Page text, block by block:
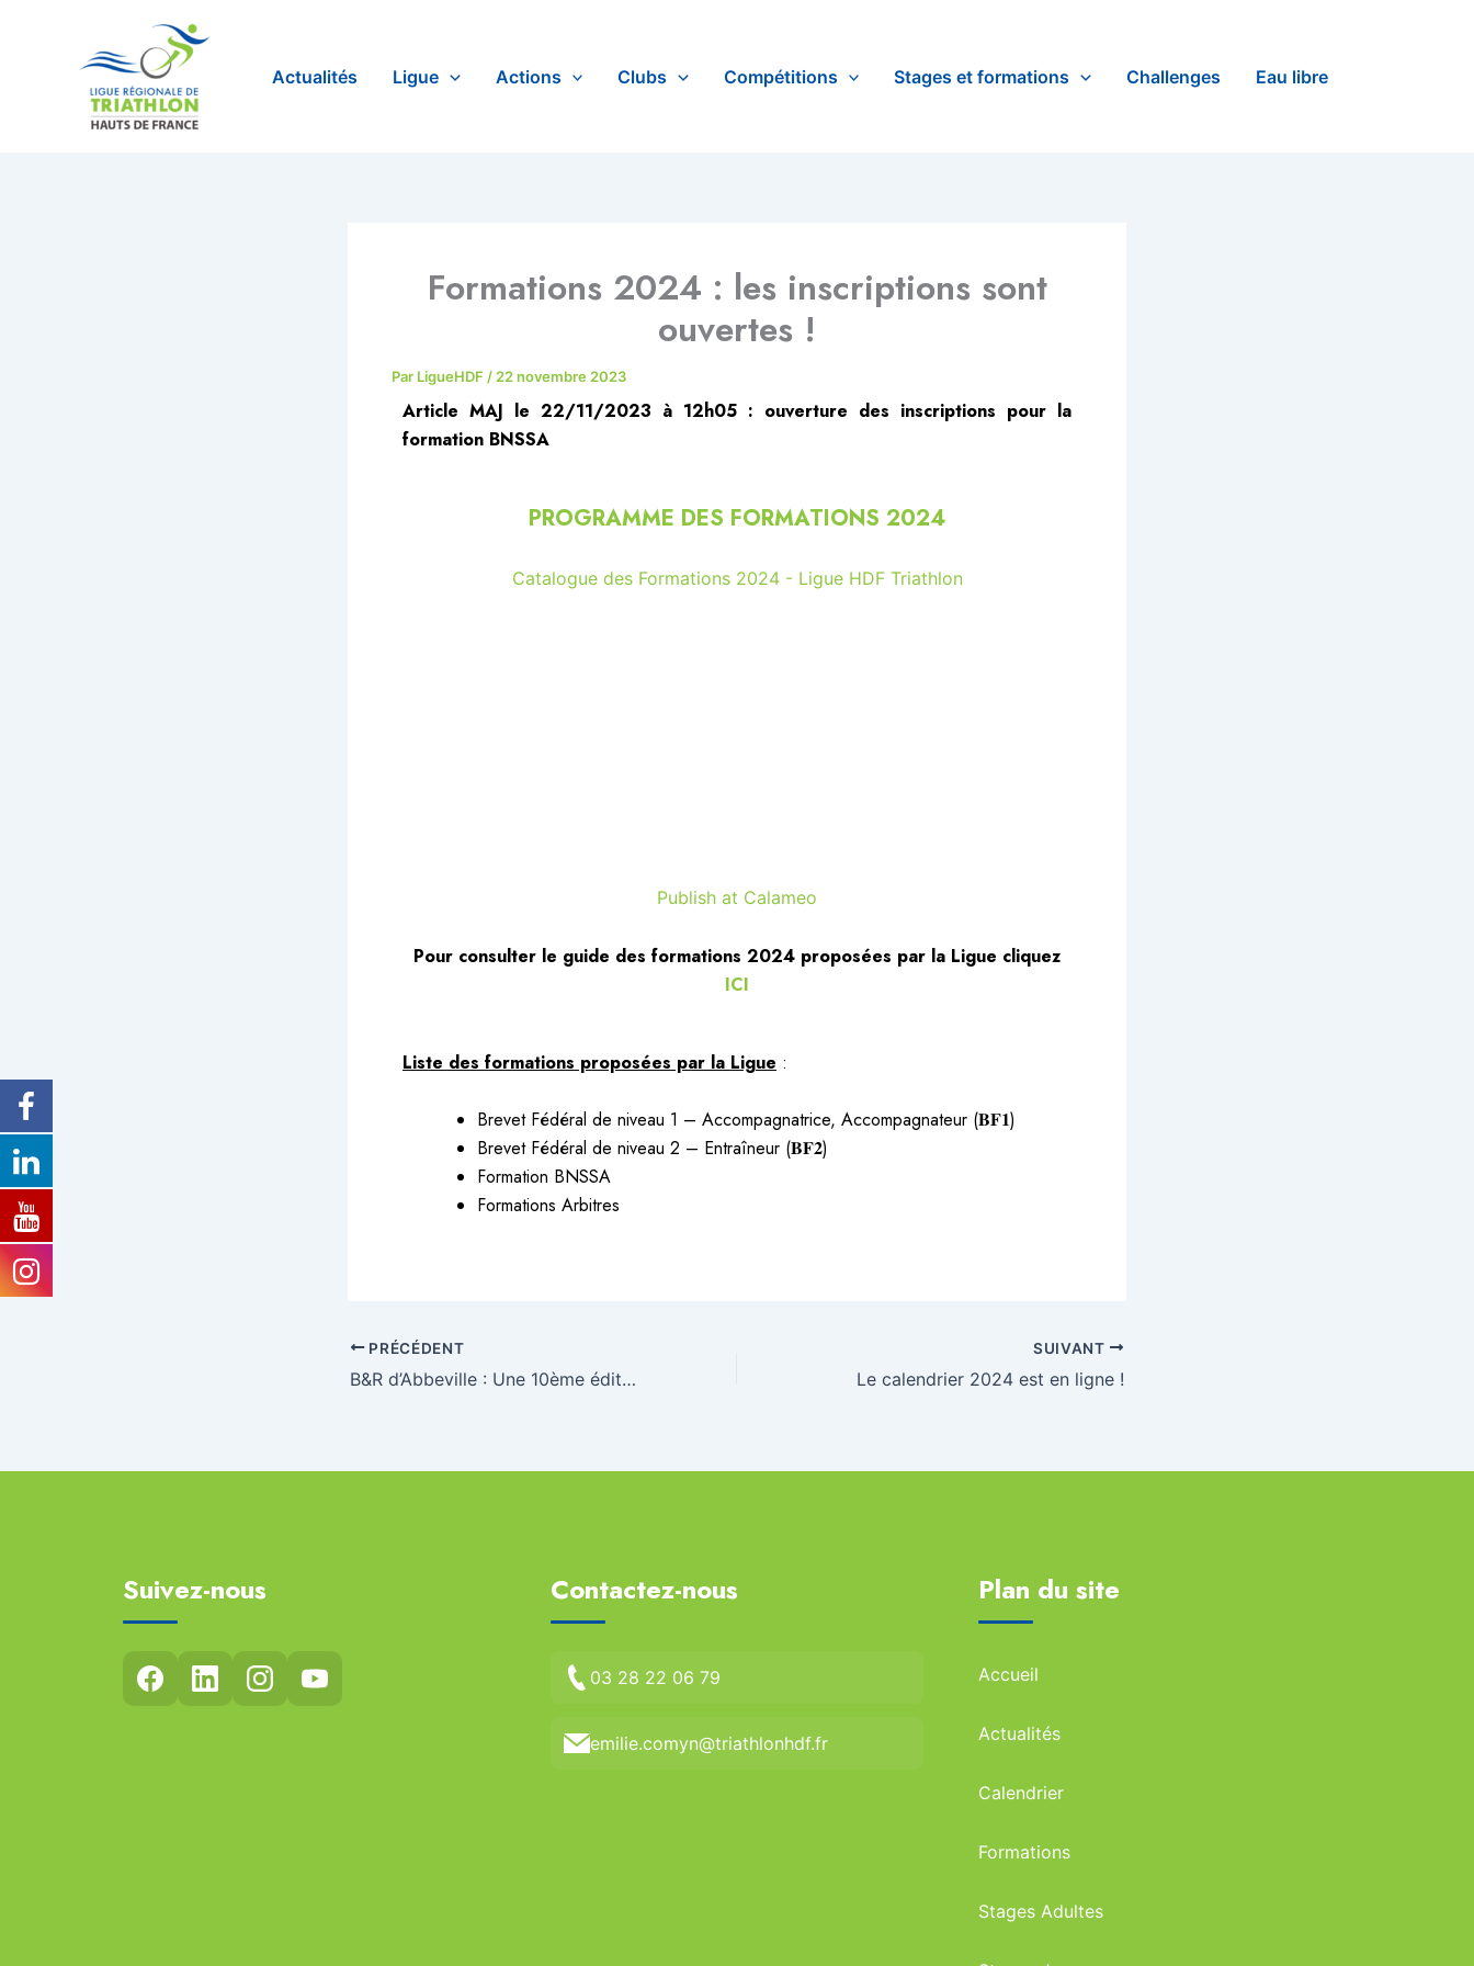
Actualités Ligue Actions Clubs Compétitions Stages et formations Challenges Eau libre
Formations 2024 : les inscriptions sont
ouvertes !
Par LigueHDF / 22 novembre 2023
Article MAJ le 22/11/2023 à 12h05 : ouverture des inscriptions pour la
formation BNSSA
PROGRAMME DES FORMATIONS 2024
Catalogue des Formations 2024 - Ligue HDF Triathlon
Publish at Calameo
Pour consulter le guide des formations 2024 proposées par la Ligue cliquez
ICI
Liste des formations proposées par la Ligue :
Brevet Fédéral de niveau 1 – Accompagnatrice, Accompagnateur (𝐁𝐅𝟏)
Brevet Fédéral de niveau 2 – Entraîneur (𝐁𝐅𝟐)
Formation BNSSA
Formations Arbitres
PRÉCÉDENT
B&R d’Abbeville : Une 10ème édition entre les gouttes !
SUIVANT
Le calendrier 2024 est en ligne !
Suivez-nous Contactez-nous
03 28 22 06 79
emilie.comyn@triathlonhdf.fr
Plan du site
Accueil
Actualités
Calendrier
Formations
Stages Adultes